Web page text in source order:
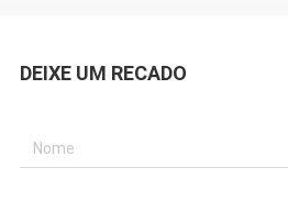
DEIXE UM RECADO